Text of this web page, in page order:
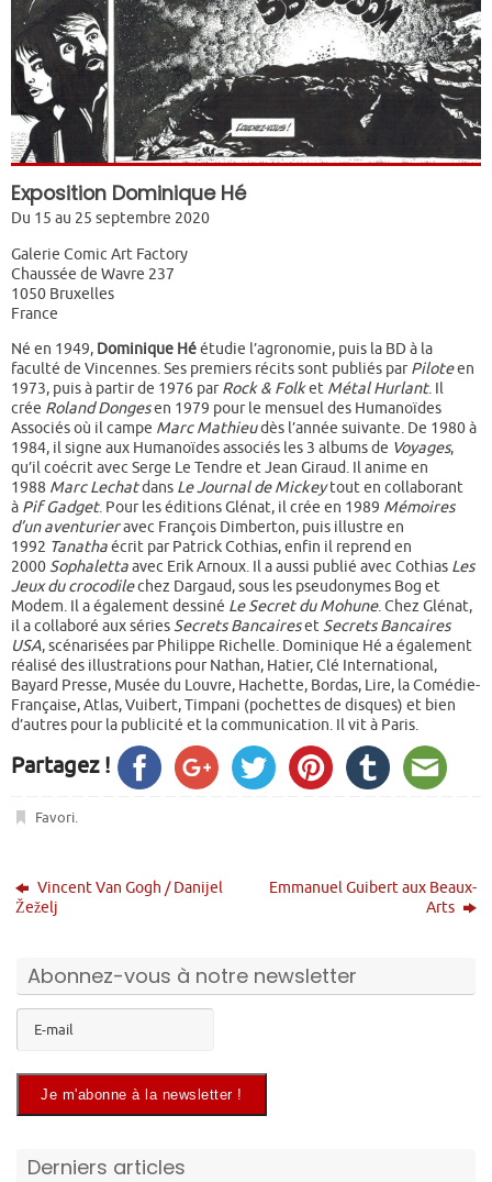
Exposition Dominique Hé
Du 15 au 25 septembre 2020
Galerie Comic Art Factory
Chaussée de Wavre 237
1050 Bruxelles
France
Né en 1949, Dominique Héétudie l’agronomie, puis la BD à la
faculté de Vincennes. Ses premiers récits sont publiés parPiloteen
1973, puis à partir de 1976 parRock & Folket Métal Hurlant. Il
crée Roland Dongesen 1979 pour le mensuel des Humanoïdes
Associés où il campe Marc Mathieudès l’année suivante. De 1980 à
1984, il signe aux Humanoïdes associés les 3 albums de Voyages,
qu’il coécrit avec Serge Le Tendre et Jean Giraud. Il anime en
1988 Marc Lechatdans Le Journal de Mickeytout en collaborant
à Pif Gadget. Pour les éditions Glénat, il crée en 1989 Mémoires
d’un aventurieravec François Dimberton, puis illustre en
1992 Tanathaécrit par Patrick Cothias, enfin il reprend en
2000Sophalettaavec Erik Arnoux. Il a aussi publié avec Cothias Les
Jeux du crocodilechez Dargaud, sous les pseudonymes Bog et
Modem. Il a également dessiné Le Secret du Mohune. Chez Glénat,
il a collaboré aux sériesSecrets BancairesetSecrets Bancaires
USA, scénarisées par Philippe Richelle. Dominique Hé a également
réalisé des illustrations pour Nathan, Hatier, Clé International,
Bayard Presse, Musée du Louvre, Hachette, Bordas, Lire, la Comédie-
Française, Atlas, Vuibert, Timpani (pochettes de disques) et bien
d’autres pour la publicité et la communication. Il vit à Paris.
Partagez !
Favori.
Vincent Van Gogh / Danijel
Žeželj
Emmanuel Guibert aux Beaux-
Arts
Abonnez-vous à notre newsletter
Derniers articles